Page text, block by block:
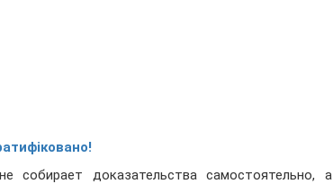
доказательства самостоятельно, а